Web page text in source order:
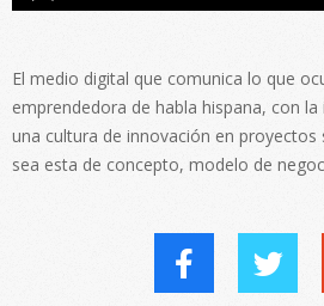
El medio digital que comunica lo que
emprendedora de habla hispana, con
una cultura de innovación en proyectos
sea esta de concepto, modelo de